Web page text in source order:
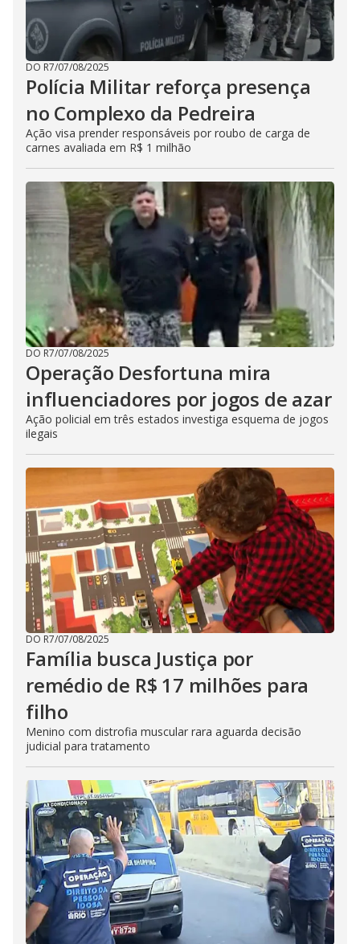
DO R7/07/08/2025
Polícia Militar reforça presença
no Complexo da Pedreira
Ação visa prender responsáveis por roubo de carga de
carnes avaliada em R$ 1 milhão
DO R7/07/08/2025
Operação Desfortuna mira
influenciadores por jogos de azar
Ação policial em três estados investiga esquema de jogos
ilegais
DO R7/07/08/2025
Família busca Justiça por
remédio de R$ 17 milhões para
filho
Menino com distrofia muscular rara aguarda decisão
judicial para tratamento